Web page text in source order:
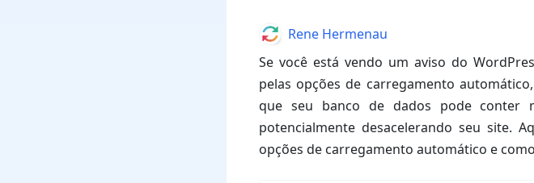
Se você está vendo um aviso do
pelas opções de carregamento
que seu banco de dados pode conter
potencialmente desacelerando seu site.
opções de carregamento automático e
AuthorRene Hermenau